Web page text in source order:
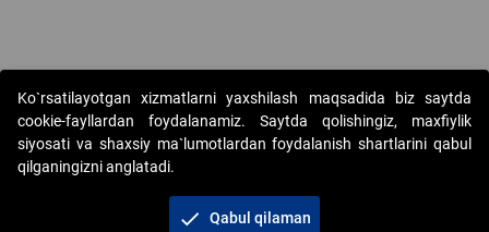
Copyright © 2017-2026. "Elektron onlayn-auksionlarni
tashkil etish" AJ. Barcha huquqlar himoyalangan
Ko`rsatilayotgan xizmatlarni yaxshilash maqsadida biz saytda
cookie-fayllardan foydalanamiz. Saytda qolishingiz, maxfiylik
siyosati va shaxsiy ma`lumotlardan foydalanish shartlarini qabul
qilganingizni anglatadi.
check Qabul qilaman